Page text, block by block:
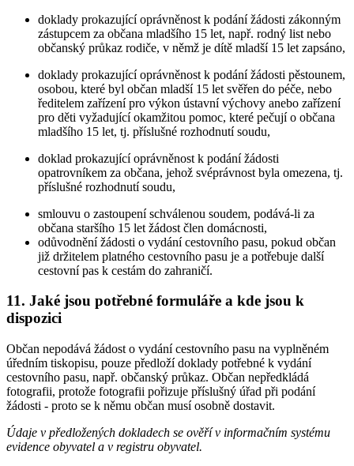
doklady prokazující oprávněnost k podání žádosti zákonným
zástupcem za občana mladšího 15 let, např. rodný list nebo
občanský průkaz rodiče, v němž je dítě mladší 15 let zapsáno,
doklady prokazující oprávněnost k podání žádosti pěstounem,
osobou, které byl občan mladší 15 let svěřen do péče, nebo
ředitelem zařízení pro výkon ústavní výchovy anebo zařízení
pro děti vyžadující okamžitou pomoc, které pečují o občana
mladšího 15 let, tj. příslušné rozhodnutí soudu,
doklad prokazující oprávněnost k podání žádosti
opatrovníkem za občana, jehož svéprávnost byla omezena, tj.
příslušné rozhodnutí soudu,
smlouvu o zastoupení schválenou soudem, podává-li za
občana staršího 15 let žádost člen domácnosti,
odůvodnění žádosti o vydání cestovního pasu, pokud občan
již držitelem platného cestovního pasu je a potřebuje další
cestovní pas k cestám do zahraničí.
11. Jaké jsou potřebné formuláře a kde jsou k
dispozici
Občan nepodává žádost o vydání cestovního pasu na vyplněném
úředním tiskopisu, pouze předloží doklady potřebné k vydání
cestovního pasu, např. občanský průkaz. Občan nepředkládá
fotografii, protože fotografii pořizuje příslušný úřad při podání
žádosti - proto se k němu občan musí osobně dostavit.
Údaje v předložených dokladech se ověří v informačním systému
evidence obyvatel a v registru obyvatel.